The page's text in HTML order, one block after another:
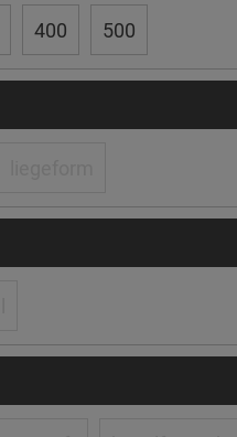
400 500